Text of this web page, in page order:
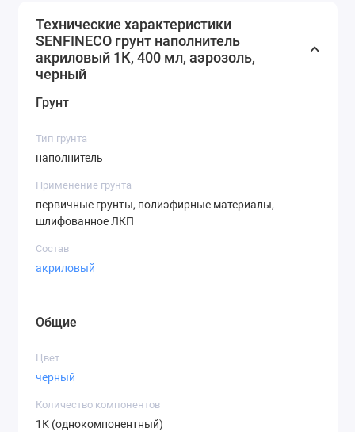
Технические характеристики
SENFINECO грунт наполнитель
акриловый 1К, 400 мл, аэрозоль,
черный
Грунт
Тип грунта
наполнитель
Применение грунта
первичные грунты, полиэфирные материалы,
шлифованное ЛКП
Состав
акриловый
Общие
Цвет
черный
Количество компонентов
1К (однокомпонентный)